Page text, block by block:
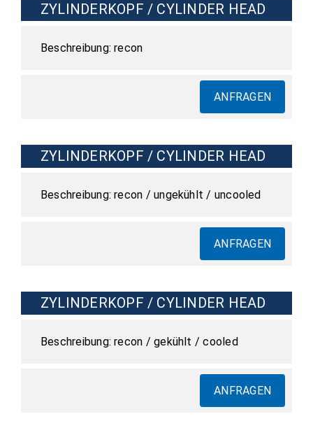
ZYLINDERKOPF / CYLINDER HEAD
recon
ANFRAGEN
ZYLINDERKOPF / CYLINDER HEAD
recon / ungekühlt / uncooled
ANFRAGEN
ZYLINDERKOPF / CYLINDER HEAD
recon / gekühlt / cooled
ANFRAGEN